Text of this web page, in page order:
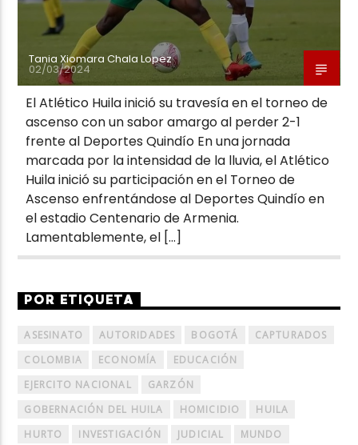
Tania Xiomara Chala Lopez
02/03/2024
El Atlético Huila inició su travesía en el torneo de
ascenso con un sabor amargo al perder 2-1
frente al Deportes Quindío En una jornada
marcada por la intensidad de la lluvia, el Atlético
Huila inició su participación en el Torneo de
Ascenso enfrentándose al Deportes Quindío en
el estadio Centenario de Armenia.
Lamentablemente, el […]
POR ETIQUETA
ASESINATO AUTORIDADES BOGOTÁ
CAPTURADOS
COLOMBIA
ECONOMÍA
EDUCACIÓN
EJERCITO NACIONAL
GARZÓN
GOBERNACIÓN DEL HUILA
HOMICIDIO
HUILA
HURTO
INVESTIGACIÓN JUDICIAL
MUNDO